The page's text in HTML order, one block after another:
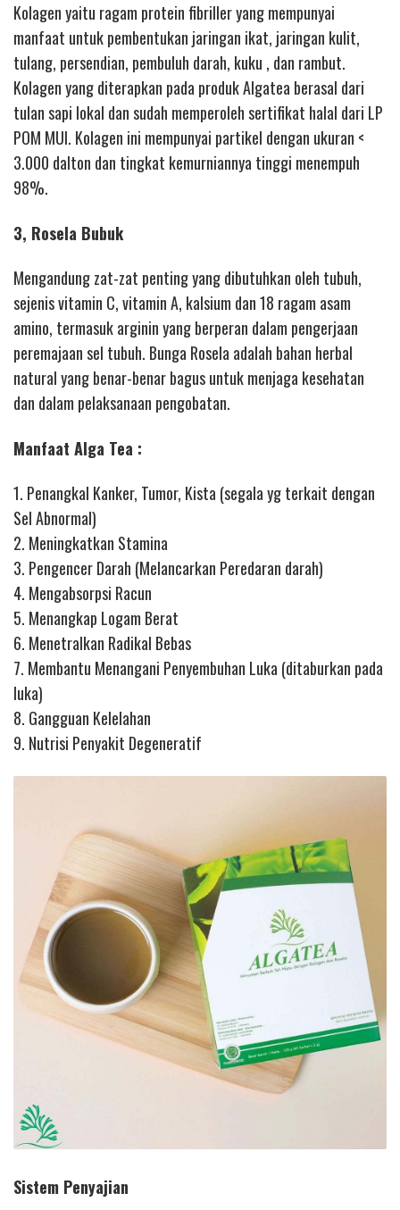
Kolagen yaitu ragam protein fibriller yang mempunyai
manfaat untuk pembentukan jaringan ikat, jaringan kulit,
tulang, persendian, pembuluh darah, kuku , dan rambut.
Kolagen yang diterapkan pada produk Algatea berasal dari
tulan sapi lokal dan sudah memperoleh sertifikat halal dari LP
POM MUI. Kolagen ini mempunyai partikel dengan ukuran <
3.000 dalton dan tingkat kemurniannya tinggi menempuh
98%.
3, Rosela Bubuk
Mengandung zat-zat penting yang dibutuhkan oleh tubuh,
sejenis vitamin C, vitamin A, kalsium dan 18 ragam asam
amino, termasuk arginin yang berperan dalam pengerjaan
peremajaan sel tubuh. Bunga Rosela adalah bahan herbal
natural yang benar-benar bagus untuk menjaga kesehatan
dan dalam pelaksanaan pengobatan.
Manfaat Alga Tea :
1. Penangkal Kanker, Tumor, Kista (segala yg terkait dengan
Sel Abnormal)
2. Meningkatkan Stamina
3. Pengencer Darah (Melancarkan Peredaran darah)
4. Mengabsorpsi Racun
5. Menangkap Logam Berat
6. Menetralkan Radikal Bebas
7. Membantu Menangani Penyembuhan Luka (ditaburkan pada
luka)
8. Gangguan Kelelahan
9. Nutrisi Penyakit Degeneratif
Sistem Penyajian